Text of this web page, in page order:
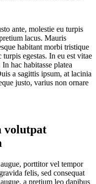
ante, molestie eu turpis
lacus. Mauris
habitant morbi tristique
turpis egestas. In eu est vitae
hac habitasse platea
a sagittis ipsum, at lacinia
justo, varius non ornare
volutpat
porttitor vel tempor
felis, sed consequat
a pretium leo dapibus